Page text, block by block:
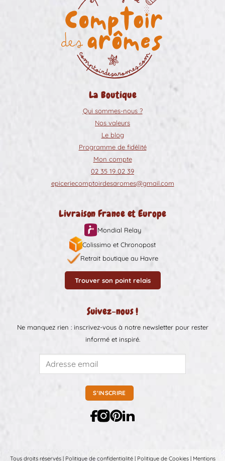
La Boutique
Qui sommes-nous ?
Nos valeurs
Le blog
Programme de fidélité
Mon compte
02 35 19 02 39
epiceriecomptoirdesaromes@gmail.com
Livraison France et Europe
Mondial Relay
Colissimo et Chronopost
Retrait boutique au Havre
Trouver son point relais
Suivez-nous !
Ne manquez rien : inscrivez-vous à notre newsletter pour rester
informé et inspiré.
Tous droits réservés | Politique de confidentialité| Politique de Cookies| Mentions